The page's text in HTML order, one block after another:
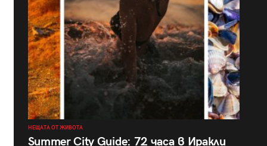
НЕЩАТА ОТ ЖИВОТА
Summer City Guide: 72 часа в Иракли